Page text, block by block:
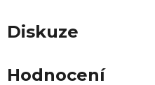
Diskuze
Hodnocení